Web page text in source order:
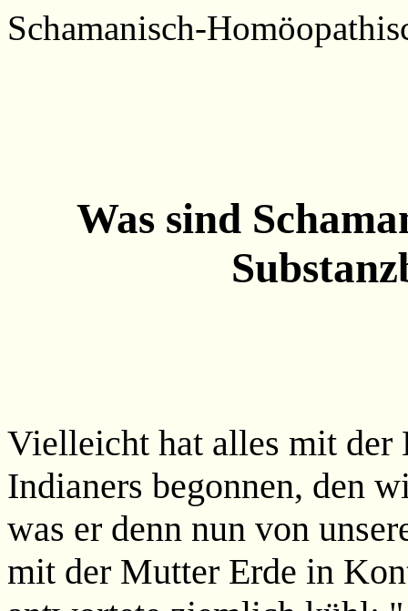
Schamanisch-
Was sind
Vielleicht hat alles mit der
Indianers begonnen, den
was er denn nun von
mit der Mutter Erde in